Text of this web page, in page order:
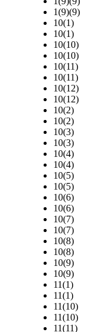
1(9)(9)
10(1)
10(1)
10(10)
10(10)
10(11)
10(11)
10(12)
10(12)
10(2)
10(2)
10(3)
10(3)
10(4)
10(4)
10(5)
10(5)
10(6)
10(6)
10(7)
10(7)
10(8)
10(8)
10(9)
10(9)
11(1)
11(1)
11(10)
11(10)
11(11)